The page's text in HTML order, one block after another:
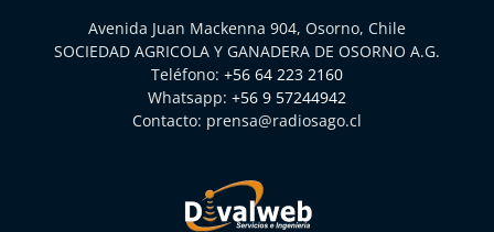
Avenida Juan Mackenna 904, Osorno, Chile
SOCIEDAD AGRICOLA Y GANADERA DE OSORNO A.G.
Teléfono: +56 64 223 2160
Whatsapp: +56 9 57244942
Contacto: prensa@radiosago.cl